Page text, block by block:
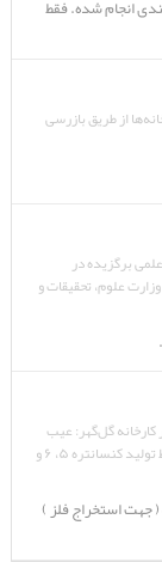
انجام شده. فقط
از طریق بازرسی
برگزیده در
صنعت در سال ۱۴۰۴ از سوی وزارت علوم، تحقیقات و
گل‌گهر: عیب
یابی فرآیندی سلول‌های فلوتاسیون ومکو خطوط تولید کنسانتره ۵، ۶ و
جهت استخراج فلز )